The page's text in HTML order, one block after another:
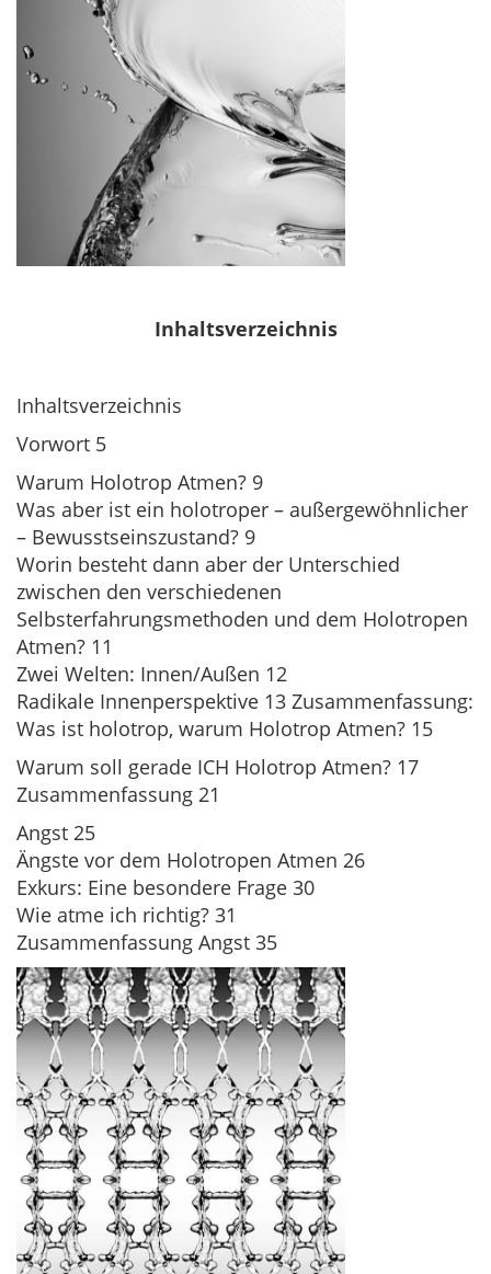
Inhaltsverzeichnis
Inhaltsverzeichnis
Vorwort 5
Warum Holotrop Atmen? 9
Was aber ist ein holotroper – außergewöhnlicher
– Bewusstseinszustand? 9
Worin besteht dann aber der Unterschied
zwischen den verschiedenen
Selbsterfahrungsmethoden und dem Holotropen
Atmen? 11
Zwei Welten: Innen/Außen 12
Radikale Innenperspektive 13 Zusammenfassung:
Was ist holotrop, warum Holotrop Atmen? 15
Warum soll gerade ICH Holotrop Atmen? 17
Zusammenfassung 21
Angst 25
Ängste vor dem Holotropen Atmen 26
Exkurs: Eine besondere Frage 30
Wie atme ich richtig? 31
Zusammenfassung Angst 35